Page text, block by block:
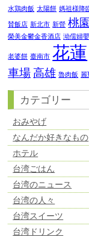
水鶏肉飯 太陽餅 媽祖様降
賛飯店 新北市 新營 桃園
榮美金鬱金香酒店 泑儒婦
老婆餅 臺南市 花蓮
車場 高雄 魯肉飯 麗
カテゴリー
おみやげ
なんだか好きなもの
ホテル
台湾ごはん
台湾のニュース
台湾の人々
台湾スイーツ
台湾ドリンク